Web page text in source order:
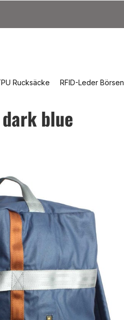
Rucksäcke RFID-Leder Börsen
dark blue